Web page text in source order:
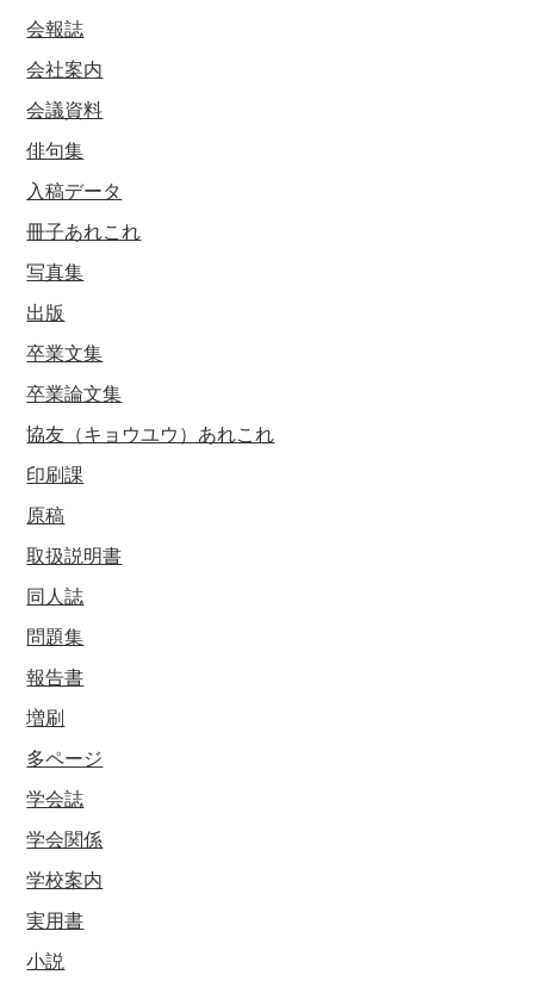
会報誌
会社案内
会議資料
俳句集
入稿データ
冊子あれこれ
写真集
出版
卒業文集
卒業論文集
協友（キョウユウ）あれこれ
印刷課
原稿
取扱説明書
同人誌
問題集
報告書
増刷
多ページ
学会誌
学会関係
学校案内
実用書
小説